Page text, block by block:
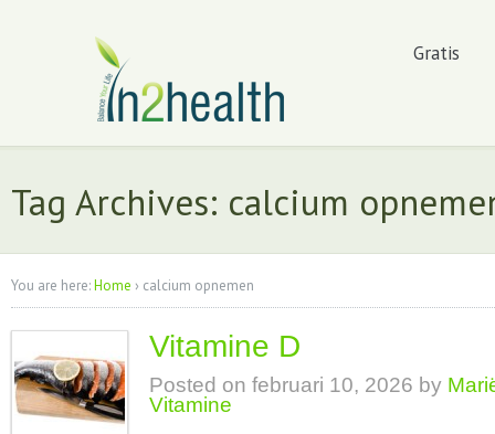
Gratis
Tag Archives: calcium
You are here:Home › calcium opnemen
Vitamine D
Posted on februari 10, 2026 by
Vitamine